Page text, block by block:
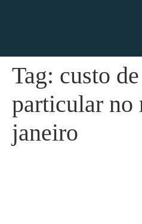
Tag: custo
particular no
janeiro